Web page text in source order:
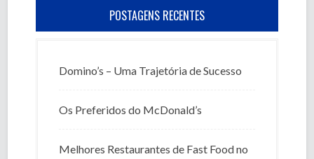
POSTAGENS RECENTES
Domino’s – Uma Trajetória de Sucesso
Os Preferidos do McDonald’s
Melhores Restaurantes de Fast Food no